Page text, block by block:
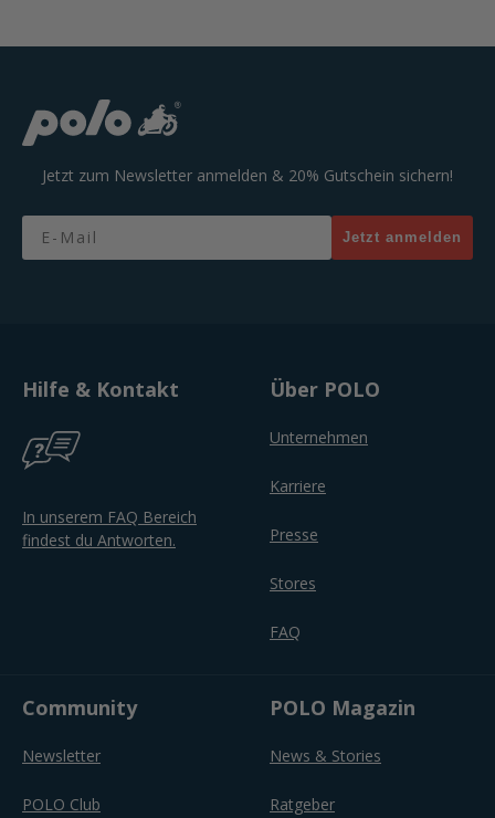
Jetzt zum Newsletter anmelden & 20% Gutschein sichern!
Email
Jetzt anmelden
Hilfe & Kontakt
In unserem FAQ Bereich
findest du Antworten.
Über POLO
Unternehmen
Karriere
Presse
Stores
FAQ
Community
Newsletter
POLO Club
POLO Magazin
News & Stories
Ratgeber